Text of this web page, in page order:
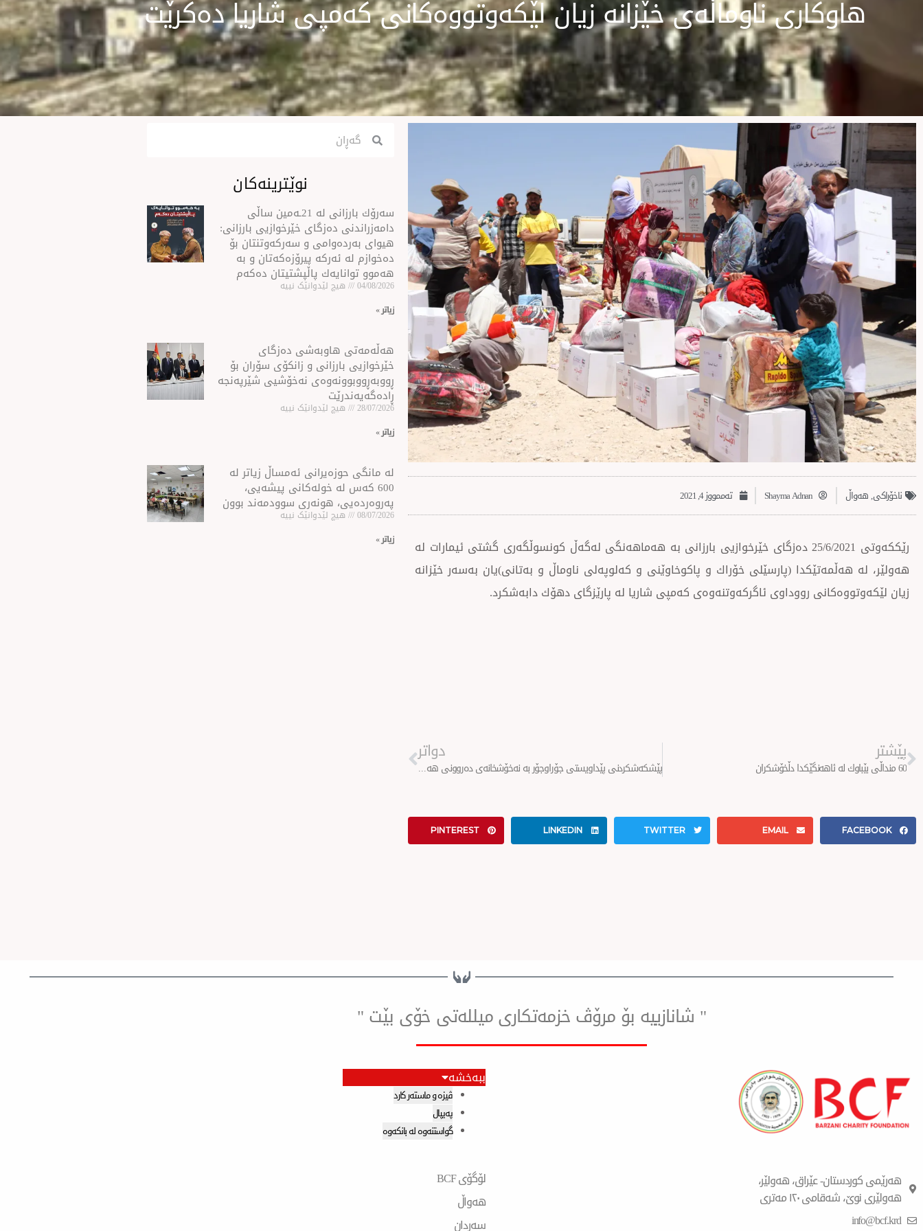
هاوكاری ناوماڵەی خێزانە زیان لێكەوتووەكانی كەمپی شاریا دەكرێت
ناخۆراکی,‌‌هەواڵ Shayma Adnan تەممووز 4, 2021
رێككەوتی 25/6/2021 دەزگای خێرخوازیی بارزانی بە هەماهەنگی لەگەڵ كونسوڵگەری گشتی ئیمارات لە
هەولێر، لە هەڵمەتێكدا (پارسێلی خۆراك و پاكوخاوێنی و كەلوپەلی ناوماڵ و بەتانی)یان بەسەر خێزانە
زیان لێكەوتووەكانی رووداوی ئاگركەوتنەوەی كەمپی شاریا لە پارێزگای دهۆك دابەشكرد.
پێشتر
60 منداڵی بێباوك لە ئاهەنگێكدا دڵخۆشكران
دواتر
پێشكەشكردنی پێداویستی جۆراوجۆر بە نەخۆشخانەی دەروونی هەولێر
FACEBOOK
EMAIL
TWITTER
LINKEDIN
PINTEREST
Search
Search
نوێترینەکان
سه‌رۆك بارزانی له‌ 21ـه‌مین ساڵی
دامەزراندنی دەزگای خێرخوازیی بارزانی:
هیوای بەردەوامی و سەركەوتنتان بۆ
دەخوازم لە ئەركە پیرۆزەكەتان و بە
هەموو توانایەك پاڵپشتیتان دەكەم
04/08/2026 هیچ لێدوانێک نییە
زیاتر »
هه‌ڵه‌مه‌تی هاو‌به‌شی ده‌زگای
خێرخوازیی بارزانی و زانكۆی سۆران بۆ
ڕووبه‌ڕووبوونه‌وه‌ی نه‌خۆشیی شێرپه‌نجه‌
ڕاده‌گه‌یه‌ندرێت
28/07/2026 هیچ لێدوانێک نییە
زیاتر »
لە مانگی حوزەیرانی ئەمساڵ زیاتر له‌
600 كه‌س له‌ خولەكانی پیشەیی،
پەروەردەیی، هونەری سوودمه‌ند بوون
08/07/2026 هیچ لێدوانێک نییە
زیاتر »
" شانازییه بۆ مرۆڤ خزمەتكاری میللەتی خۆی بێت "
هەرێمی کوردستان- عێراق، هەولێر،
هەولێری نوێ، شەقامی ١٢٠ مەتری
info@bcf.krd
ببەخشە
ڤیزە و ماستەر کارد
پەیپال
گواستنەوە لە بانکەوە
لۆگۆی BCF
هەواڵ
سەردان